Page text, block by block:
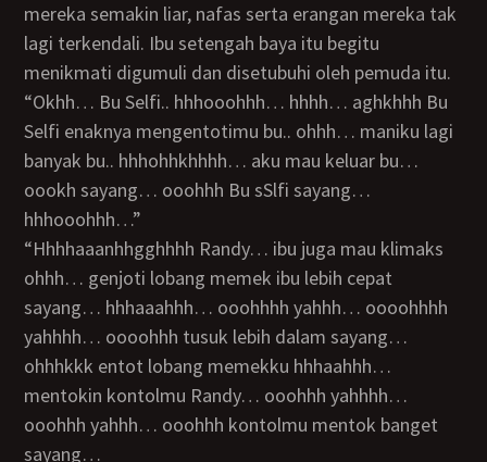
mereka semakin liar, nafas serta erangan mereka tak
lagi terkendali. Ibu setengah baya itu begitu
menikmati digumuli dan disetubuhi oleh pemuda itu.
“Okhh… Bu Selfi.. hhhooohhh… hhhh… aghkhhh Bu
Selfi enaknya mengentotimu bu.. ohhh… maniku lagi
banyak bu.. hhhohhkhhhh… aku mau keluar bu…
oookh sayang… ooohhh Bu sSlfi sayang…
hhhooohhh…”
“Hhhhaaanhhgghhhh Randy… ibu juga mau klimaks
ohhh… genjoti lobang memek ibu lebih cepat
sayang… hhhaaahhh… ooohhhh yahhh… oooohhhh
yahhhh… oooohhh tusuk lebih dalam sayang…
ohhhkkk entot lobang memekku hhhaahhh…
mentokin kontolmu Randy… ooohhh yahhhh…
ooohhh yahhh… ooohhh kontolmu mentok banget
sayang…